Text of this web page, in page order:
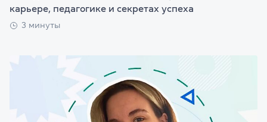
карьере, педагогике и секретах успеха
3 минуты